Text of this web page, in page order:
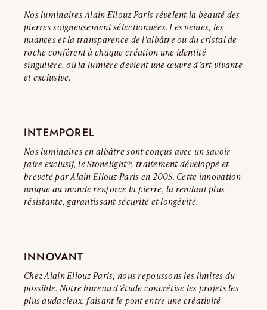
Nos luminaires Alain Ellouz Paris révèlent la beauté des
pierres soigneusement sélectionnées. Les veines, les
nuances et la transparence de l’albâtre ou du cristal de
roche confèrent à chaque création une identité
singulière, où la lumière devient une œuvre d’art vivante
et exclusive.
INTEMPOREL
Nos luminaires en albâtre sont conçus avec un savoir-
faire exclusif, le Stonelight®, traitement développé et
breveté par Alain Ellouz Paris en 2005. Cette innovation
unique au monde renforce la pierre, la rendant plus
résistante, garantissant sécurité et longévité.
INNOVANT
Chez Alain Ellouz Paris, nous repoussons les limites du
possible. Notre bureau d’étude concrétise les projets les
plus audacieux, faisant le pont entre une créativité